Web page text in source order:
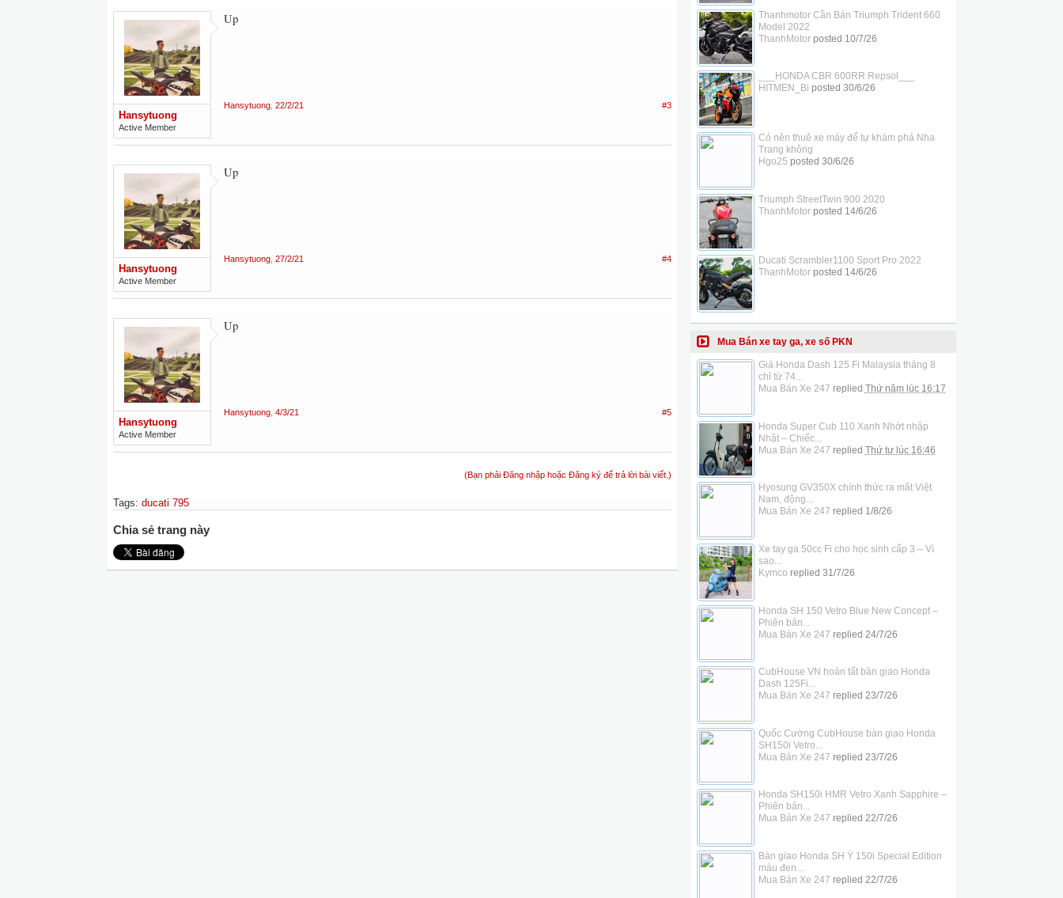
Hansytuong
Active Member
Up
Hansytuong 22/2/21 #3
Hansytuong
Active Member
Up
Hansytuong 27/2/21 #4
Hansytuong
Active Member
Up
Hansytuong 4/3/21 #5
(Bạn phải Đăng nhập hoặc Đăng ký để trả lời bài viết.)
Tags: ducati 795
Chia sẻ trang này
Thanhmotor Cần Bán Triumph Trident 660
Model 2022
ThanhMotorposted 10/7/26
___HONDA CBR 600RR Repsol___
HITMEN_Bi posted 30/6/26
Có nên thuê xe máy để tự khám phá Nha
Trang không
Hgo25 posted 30/6/26
Triumph StreetTwin 900 2020
ThanhMotorposted 14/6/26
Ducati Scrambler1100 Sport Pro 2022
ThanhMotorposted 14/6/26
Mua Bán xe tay ga, xe số PKN
Giá Honda Dash 125 Fi Malaysia tháng 8
chỉ từ 74...
Mua Bán Xe 247 replied Thứ năm lúc 16:17
Honda Super Cub 110 Xanh Nhớt nhập
Nhật – Chiếc...
Mua Bán Xe 247 replied Thứ tư lúc 16:46
Hyosung GV350X chính thức ra mắt Việt
Nam, động...
Mua Bán Xe 247 replied 1/8/26
Xe tay ga 50cc Fi cho học sinh cấp 3 – Vì
sao...
Kymco replied 31/7/26
Honda SH 150 Vetro Blue New Concept –
Phiên bản...
Mua Bán Xe 247 replied 24/7/26
CubHouse VN hoàn tất bàn giao Honda
Dash 125Fi...
Mua Bán Xe 247 replied 23/7/26
Quốc Cường CubHouse bàn giao Honda
SH150i Vetro...
Mua Bán Xe 247 replied 23/7/26
Honda SH150i HMR Vetro Xanh Sapphire –
Phiên bản...
Mua Bán Xe 247 replied 22/7/26
Bàn giao Honda SH Ý 150i Special Edition
màu đen...
Mua Bán Xe 247 replied 22/7/26